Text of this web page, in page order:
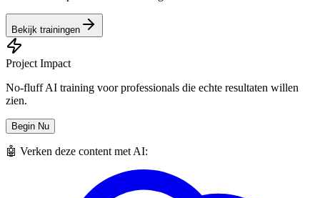
Bekijk trainingen
Project Impact
No-fluff AI training voor professionals die echte resultaten willen
zien.
Begin Nu
🤖 Verken deze content met AI: